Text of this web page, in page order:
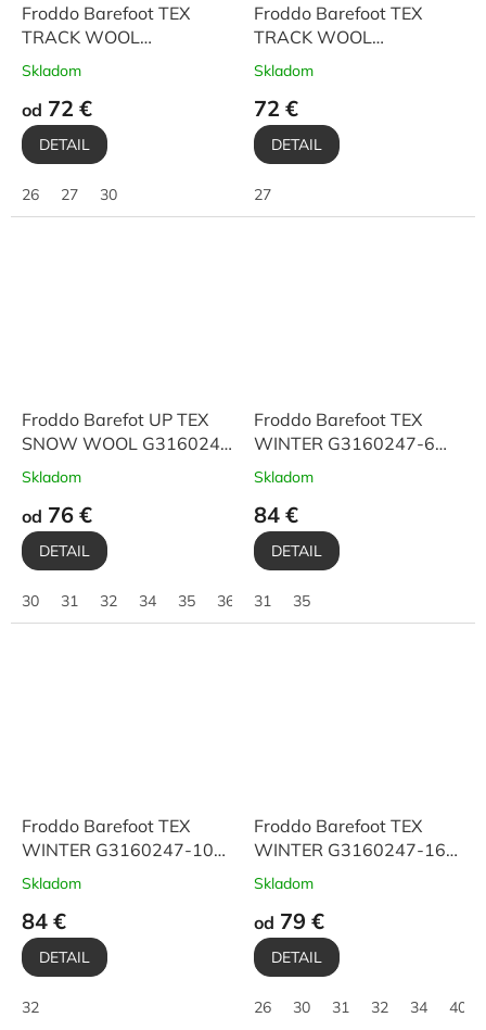
Froddo Barefoot TEX
TRACK WOOL
G3160251-13 Black
Skladom
od 72 €
DETAIL
26 27 30
Froddo Barefoot TEX
TRACK WOOL
G3160251 Dark Blue
Skladom
72 €
DETAIL
27
Froddo Barefot UP TEX
SNOW WOOL G3160249
Black
Skladom
od 76 €
DETAIL
30 31 32 34 35 36
Froddo Barefoot TEX
WINTER G3160247-6
Bordeaux
Skladom
84 €
DETAIL
31 35
Froddo Barefoot TEX
WINTER G3160247-10
Stars
Skladom
84 €
DETAIL
32
Froddo Barefoot TEX
WINTER G3160247-16
Black
Skladom
od 79 €
DETAIL
26 30 31 32 34 40